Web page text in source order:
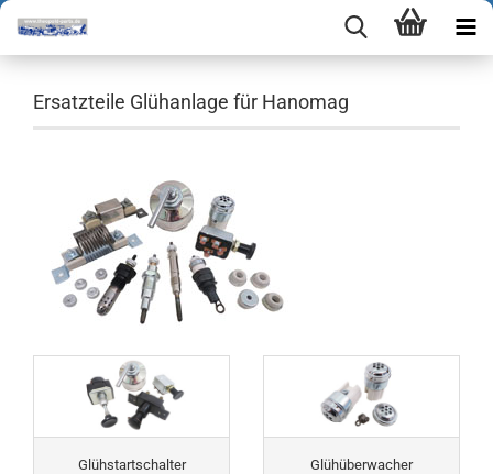
Ersatzteile Glühanlage für Hanomag
Glühstartschalter Glühüberwacher